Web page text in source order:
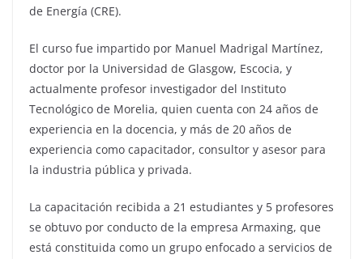
de Energía (CRE).
El curso fue impartido por Manuel Madrigal Martínez,
doctor por la Universidad de Glasgow, Escocia, y
actualmente profesor investigador del Instituto
Tecnológico de Morelia, quien cuenta con 24 años de
experiencia en la docencia, y más de 20 años de
experiencia como capacitador, consultor y asesor para
la industria pública y privada.
La capacitación recibida a 21 estudiantes y 5 profesores
se obtuvo por conducto de la empresa Armaxing, que
está constituida como un grupo enfocado a servicios de